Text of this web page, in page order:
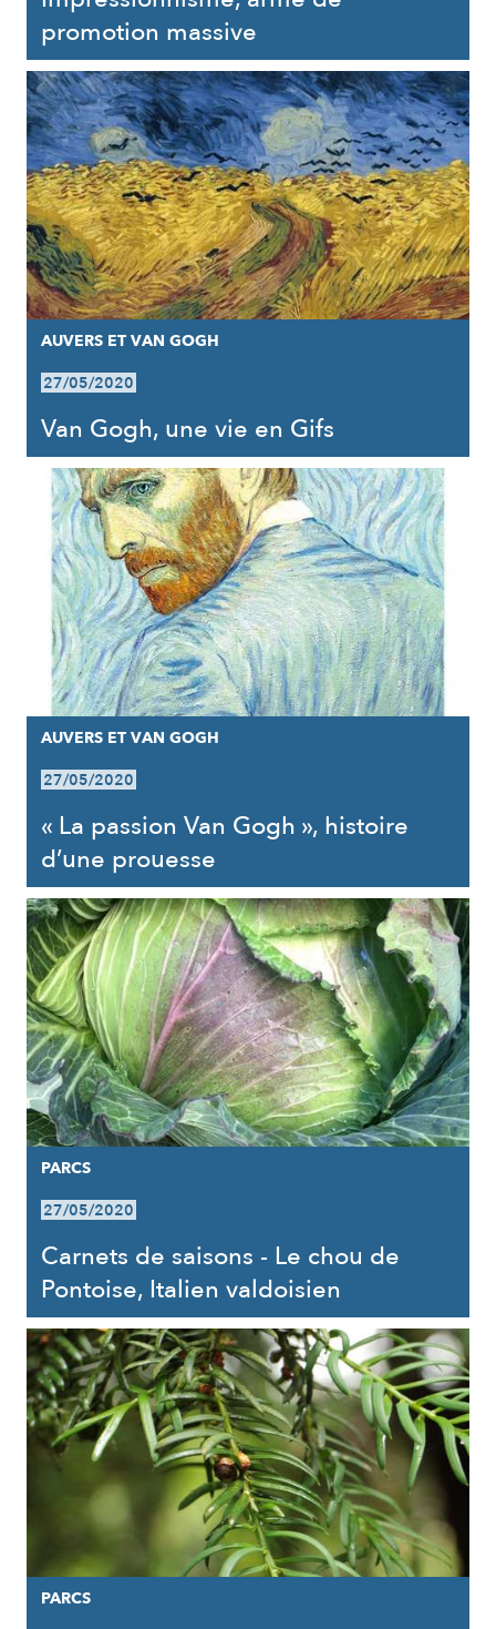
promotion massive
AUVERS ET VAN GOGH
27/05/2020
Van Gogh, une vie en Gifs
AUVERS ET VAN GOGH
27/05/2020
« La passion Van Gogh », histoire
d’une prouesse
PARCS
27/05/2020
Carnets de saisons - Le chou de
Pontoise, Italien valdoisien
PARCS